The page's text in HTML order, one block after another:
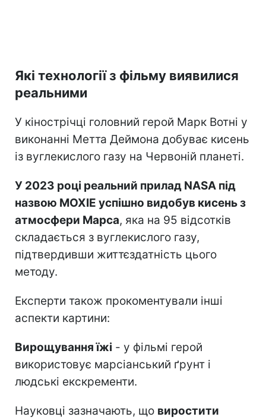
Які технології з фільму виявилися
реальними
У кінострічці головний герой Марк Вотні у
виконанні Метта Деймона добуває кисень
із вуглекислого газу на Червоній планеті.
У 2023 році реальний прилад NASA під
назвою MOXIE успішно видобув кисень з
атмосфери Марса, яка на 95 відсотків
складається з вуглекислого газу,
підтвердивши життєздатність цього
методу.
Експерти також прокоментували інші
аспекти картини:
Вирощування їжі - у фільмі герой
використовує марсіанський ґрунт і
людські екскременти.
Науковці зазначають, що виростити